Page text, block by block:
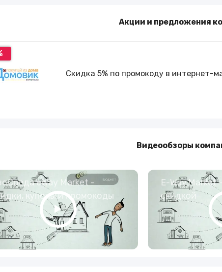
Акции и предложения
Скидка 5% по промокоду в интернет-
Видеообзоры
eWay Market -
купоны и промокоды
E-Way.Market
скидкой